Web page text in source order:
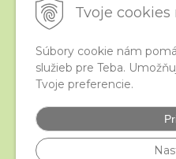
Tvoje
Súbory cookie nám
služieb pre Teba.
Tvoje preferencie.